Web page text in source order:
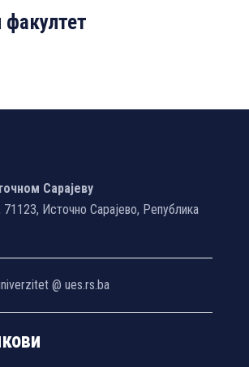
Сарајеву
Источно Сарајево, Република
@ ues.rs.ba